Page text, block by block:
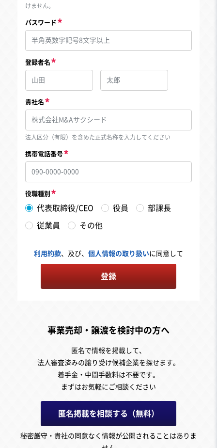
けません。
パスワード
登録者名
貴社名
法人区分（有限）を含めた正式名称を入力してください
携帯電話番号
役職種別
代表取締役/CEO 役員 部課長
従業員 その他
利用約款、及び、 個人情報の取り扱いに同意して
登録
事業売却・譲渡を検討中の方へ
匿名で情報を掲載して、
法人審査済みの譲り受け候補企業を探せます。
着手金・中間手数料は不要です。
まずはお気軽にご相談ください
匿名掲載を相談する（無料）
秘密厳守・貴社の同意なく情報が公開されることはありま